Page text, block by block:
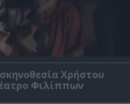
Χρήστου
Φιλίππων